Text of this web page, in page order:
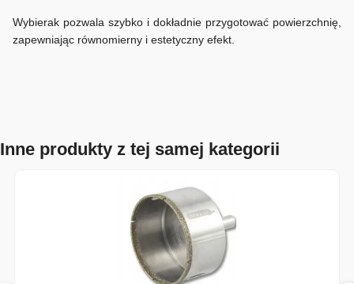
Wybierak pozwala szybko i dokładnie przygotować powierzchnię,
zapewniając równomierny i estetyczny efekt.
Inne produkty z tej samej kategorii